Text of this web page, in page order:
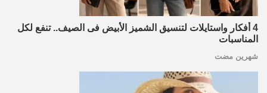
4 أفكار واستايلات لتنسيق الشميز الأبيض فى الصيف.. تنفع لكل
المناسبات
شهرين مضت